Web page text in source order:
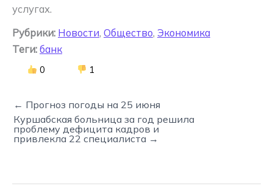
услугах.
Рубрики: Новости, Общество, Экономика
Теги: банк
0 1
← Прогноз погоды на 25 июня
Куршабская больница за год решила
проблему дефицита кадров и
привлекла 22 специалиста →